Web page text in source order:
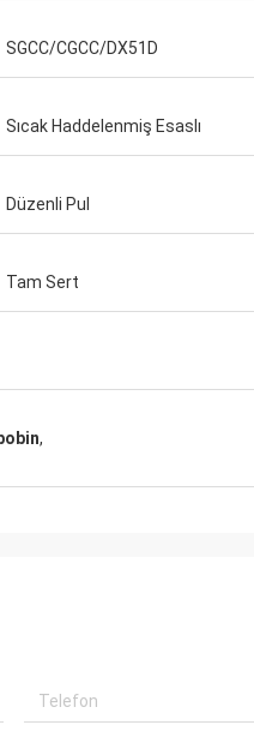
SGCC/CGCC/DX51D
Sıcak Haddelenmiş Esaslı
Düzenli Pul
Tam Sert
,